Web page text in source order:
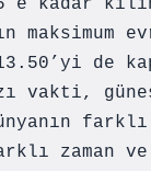
kadar
maksimum
de
vakti,
farklı
zaman